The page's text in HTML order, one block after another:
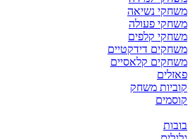
משחקי נשיאה
משחקי פעולה
משחקי קלפים
משחקים דידקטיים
משחקים קלאסיים
פאזלים
קוביות משחק
קוסמים
בובות